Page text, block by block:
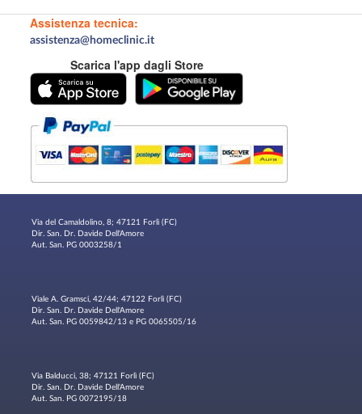
Assistenza tecnica:
assistenza@homeclinic.it
Scarica l'app dagli Store
Via del Camaldolino, 8; 47121 Forlì (FC)
Dir. San. Dr. Davide Dell'Amore
Aut. San. PG 0003258/1
Viale A. Gramsci, 42/44; 47122 Forlì (FC)
Dir. San. Dr. Davide Dell'Amore
Aut. San. PG 0059842/13 e PG 0065505/16
Via Balducci, 38; 47121 Forlì (FC)
Dir. San. Dr. Davide Dell'Amore
Aut. San. PG 0072195/18